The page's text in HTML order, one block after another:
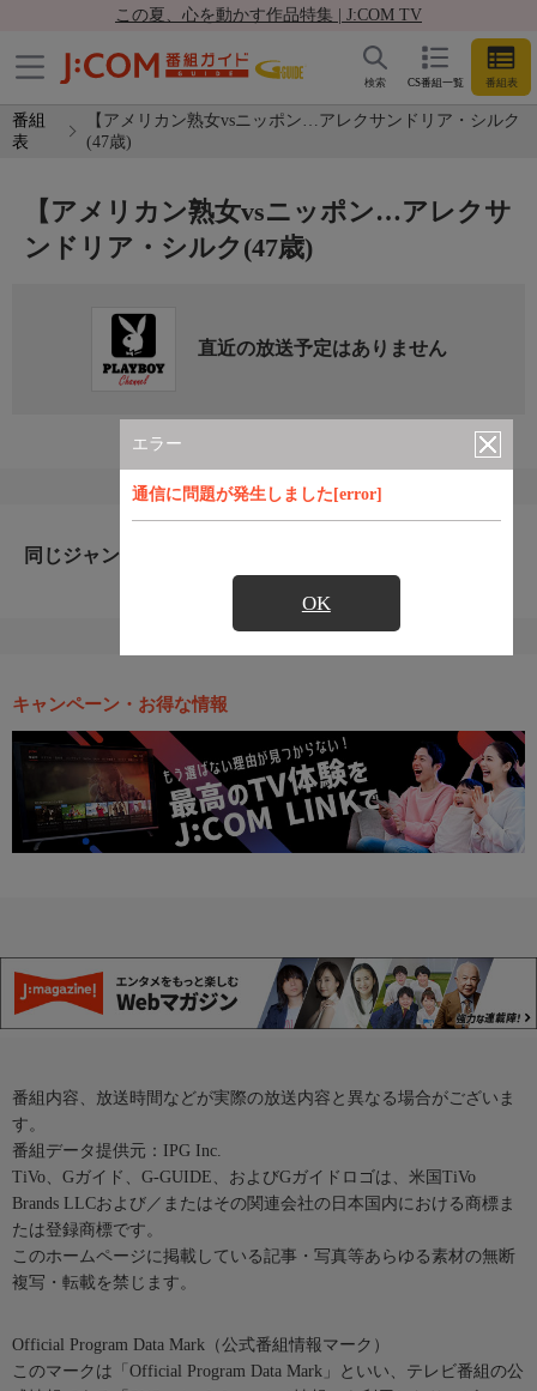
この夏、心を動かす作品特集 | J:COM TV
CS番組一覧 番組表
検索
番組
表
【アメリカン熟女vsニッポン…アレクサンドリア・シルク
(47歳)
エラー
通信に問題が発生しました[error]
OK
【アメリカン熟女vsニッポン…アレクサ
ンドリア・シルク(47歳)
直近の放送予定はありません
同じジャンルのおすすめ番組
キャンペーン・お得な情報
番組内容、放送時間などが実際の放送内容と異なる場合がございま
す。
番組データ提供元：IPG Inc.
TiVo、Gガイド、G-GUIDE、およびGガイドロゴは、米国TiVo
Brands LLCおよび／またはその関連会社の日本国内における商標ま
たは登録商標です。
このホームページに掲載している記事・写真等あらゆる素材の無断
複写・転載を禁じます。
Official Program Data Mark（公式番組情報マーク）
このマークは「Official Program Data Mark」といい、テレビ番組の公